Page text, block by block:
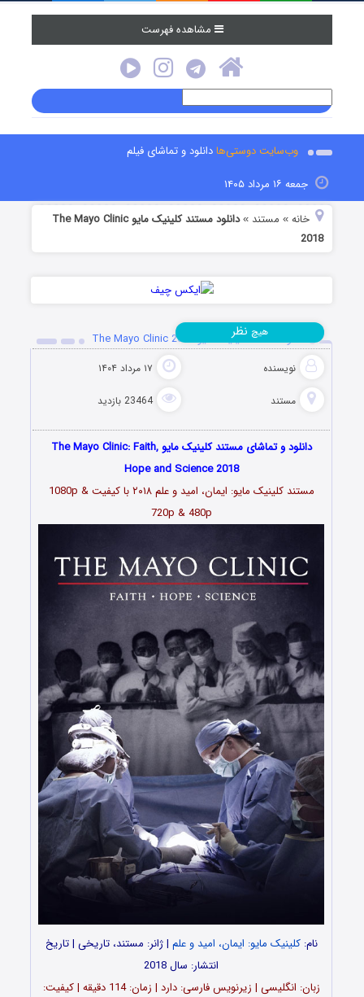
مشاهده فهرست
وب‌سایت دوستی‌هادانلود و تماشای فیلم
جمعه ۱۶ مرداد ۱۴۰۵
خانه » مستند »
دانلود مستند کلینیک مایو The Mayo Clinic
2018
دانلود مستند کلینیک مایو The Mayo Clinic 2018
نویسنده ۱۷ مرداد ۱۴۰۴
مستند 23464 بازدید
هیچ نظر
دانلود و تماشای مستند کلینیک مایو The Mayo Clinic: Faith,
Hope and Science 2018
مستند کلینیک مایو: ایمان، امید و علم ۲۰۱۸ با کیفیت 1080p &
720p & 480p
نام:کلینیک مایو: ایمان، امید و علم | ژانر: مستند، تاریخی | تاریخ
انتشار: سال 2018
زبان: انگلیسی | زیرنویس فارسی: دارد | زمان: 114 دقیقه | کیفیت: